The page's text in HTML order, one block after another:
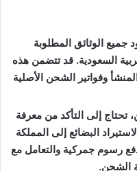
جميع الوثائق المطلوبة
السعودية. قد تتضمن هذه
وفواتير الشحن الأصلية
تحتاج إلى التأكد من معرفة
البضائع إلى المملكة
رسوم جمركية والتعامل مع
الشحن.